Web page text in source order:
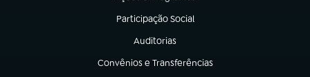
Participação Social
(abre em nova aba)
Auditorias
(abre em nova aba)
Convênios e Transferências
(abre em nova aba)